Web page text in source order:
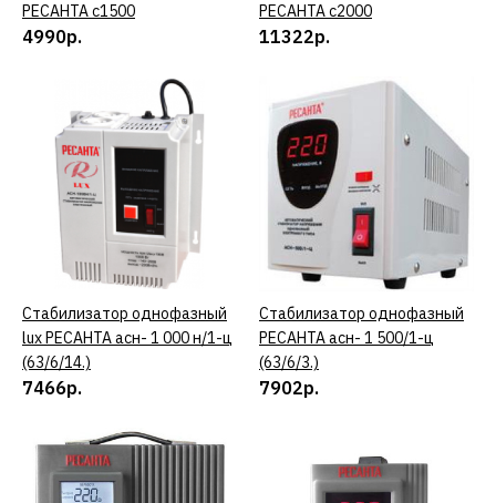
ДОБАВИТЬ К СРАВНЕНИЮ
ДОБАВИТЬ В ПОЖЕЛАНИЯ
РЕСАНТА
Стабилизатор
напряжения РЕСАНТА
с2000
11322р.
КУПИТЬ
ДОБАВИТЬ К СРАВНЕНИЮ
ДОБАВИТЬ В ПОЖЕЛАНИЯ
Стабилизатор
РЕСАНТА с1500
4990р.
РЕСАНТА с2000
11322р.
КУПИТЬ
Стабилизатор однофазный
lux РЕСАНТА асн- 1 000 н/1-ц
(63/6/14.)
7466р.
КУПИТЬ
Стабилизатор однофазный
РЕСАНТА асн- 1 500/1-ц
(63/6/3.)
7902р.